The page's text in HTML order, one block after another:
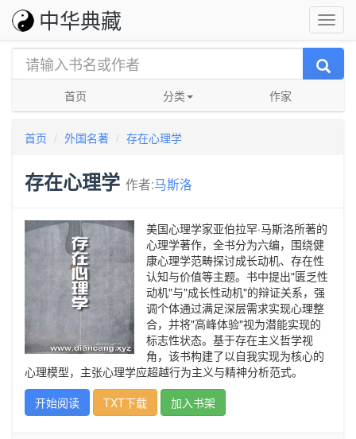
中华典藏
首页 分类 作家
首页 外国名著 存在心理学
存在心理学 作者:马斯洛
美国心理学家亚伯拉罕·马斯洛所著的
心理学著作，全书分为六编，围绕健
康心理学范畴探讨成长动机、存在性
认知与价值等主题。书中提出"匮乏性
动机"与"成长性动机"的辩证关系，强
调个体通过满足深层需求实现心理整
合，并将"高峰体验"视为潜能实现的
标志性状态。基于存在主义哲学视
角，该书构建了以自我实现为核心的
心理模型，主张心理学应超越行为主义与精神分析范式。
开始阅读
TXT下载 加入书架